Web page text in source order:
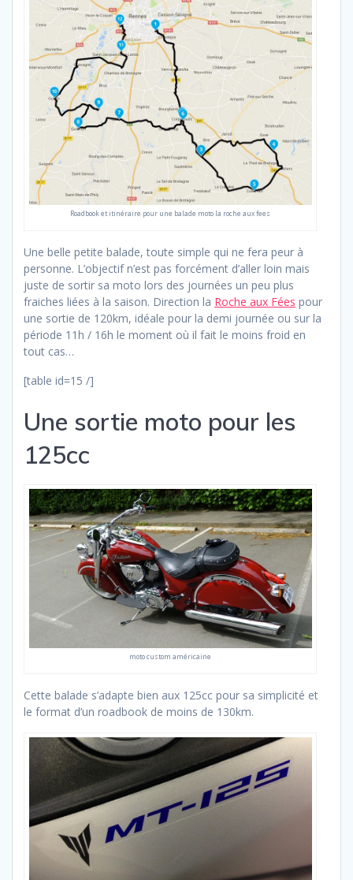
Roadbook et itinéraire pour une balade moto la roche aux fees
Une belle petite balade, toute simple qui ne fera peur à
personne. L’objectif n’est pas forcément d’aller loin mais
juste de sortir sa moto lors des journées un peu plus
fraiches liées à la saison. Direction la Roche aux Fées pour
une sortie de 120km, idéale pour la demi journée ou sur la
période 11h / 16h le moment où il fait le moins froid en
tout cas…
[table id=15 /]
Une sortie moto pour les
125cc
moto custom américaine
Cette balade s’adapte bien aux 125cc pour sa simplicité et
le format d’un roadbook de moins de 130km.